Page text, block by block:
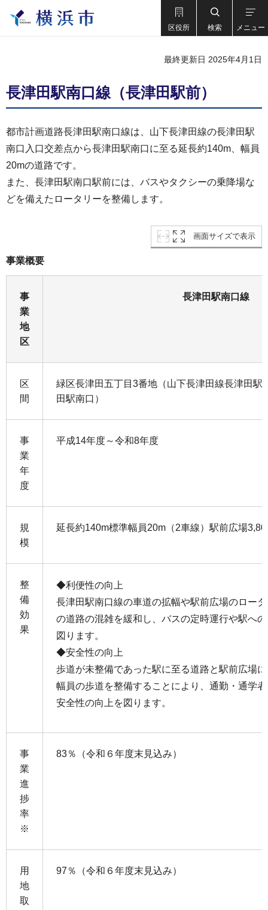
区役所 検索 メニュー
最終更新日 2025年4月1日
長津田駅南口線（長津田駅前）
都市計画道路長津田駅南口線は、山下長津田線の長津田駅
南口入口交差点から長津田駅南口に至る延長約140m、幅員
20mの道路です。
また、長津田駅南口駅前には、バスやタクシーの乗降場な
どを備えたロータリーを整備します。
画面サイズで表示
事業概要
事
業
地
区
長津田駅南口線
区
間
緑区長津田五丁目3番地（山下長津田線長津田駅
田駅南口）
事
業
年
度
平成14年度～令和8年度
規
模
延長約140m標準幅員20m（2車線）駅前広場
整
備
効
果
◆利便性の向上
長津田駅南口線の車道の拡幅や駅前広場のロー
の道路の混雑を緩和し、バスの定時運行や駅へ
図ります。
◆安全性の向上
歩道が未整備であった駅に至る道路と駅前広場
幅員の歩道を整備することにより、通勤・通学
安全性の向上を図ります。
事
業
進
捗
率
※
83％（令和６年度末見込み）
用
地
取
97％（令和６年度末見込み）